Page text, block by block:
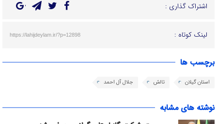
اشتراک گذاری :
لینک کوتاه : https://lahijdeylam.ir/?p=12898
برچسب ها
استان گیلان تالش جلال آل احمد
نوشته های مشابه